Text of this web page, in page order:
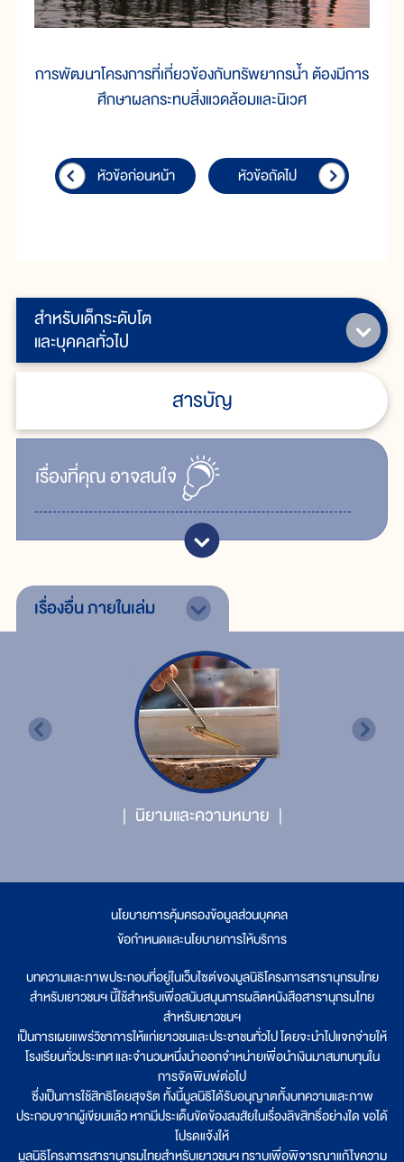
สำหรับเด็กระดับโต
และบุคคลทั่วไป
สารบัญ
เรื่ิองที่คุณอาจสนใจ
การพัฒนาโครงการที่เกี่ยวข้องกับทรัพยากรน้ำ ต้องมีการ
ศึกษาผลกระทบสิ่งแวดล้อมและนิเวศ
หัวข้อก่อนหน้า หัวข้อถัดไป
เรื่องอื่นภายในเล่ม
นิยามและความหมาย
นโยบายการคุ้มครองข้อมูลส่วนบุคคล
ข้อกำหนดและนโยบายการให้บริการ
บทความและภาพประกอบที่อยู่ในเว็บไซต์ของมูลนิธิโครงการสารานุกรมไทย
สำหรับเยาวชนฯ นี้ใช้สำหรับเพื่อสนับสนุนการผลิตหนังสือสารานุกรมไทย
สำหรับเยาวชนฯ
เป็นการเผยแพร่วิชาการให้แก่เยาวชนและประชาชนทั่วไป โดยจะนำไปแจกจ่ายให้
โรงเรียนทั่วประเทศ และจำนวนหนึ่งนำออกจำหน่ายเพื่อนำเงินมาสมทบทุนใน
การจัดพิมพ์ต่อไป
ซึ่งเป็นการใช้สิทธิโดยสุจริต ทั้งนี้มูลนิธิได้รับอนุญาตทั้งบทความและภาพ
ประกอบจากผู้เขียนแล้ว หากมีประเด็นขัดข้องสงสัยในเรื่องลิขสิทธิ์อย่างใด ขอได้
โปรดแจ้งให้
มูลนิธิโครงการสารานุกรมไทยสำหรับเยาวชนฯ ทราบเพื่อพิจารณาแก้ไขความ